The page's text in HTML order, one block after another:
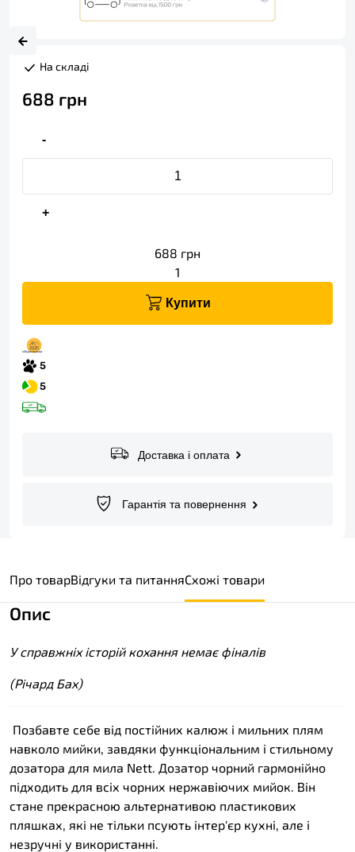
На складі
688 грн
-
+
688 грн
1
Купити
Доставка і оплата
Гарантія та повернення
Про товарВідгуки та питанняСхожі товари
Опис
У справжніх історій кохання немає фіналів
(Річард Бах)
Позбавте себе від постійних калюж і мильних плям
навколо мийки, завдяки функціональним і стильному
дозатора для мила Nett. Дозатор чорний гармонійно
підходить для всіх чорних нержавіючих мийок. Він
стане прекрасною альтернативою пластикових
пляшках, які не тільки псують інтер'єр кухні, але і
незручні у використанні.